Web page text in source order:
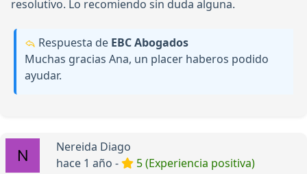
resolutivo. Lo recomiendo sin duda alguna.
Respuesta de EBC Abogados
Muchas gracias Ana, un placer haberos podido
ayudar.
Nereida Diago
hace 1 año -
5 (Experiencia positiva)